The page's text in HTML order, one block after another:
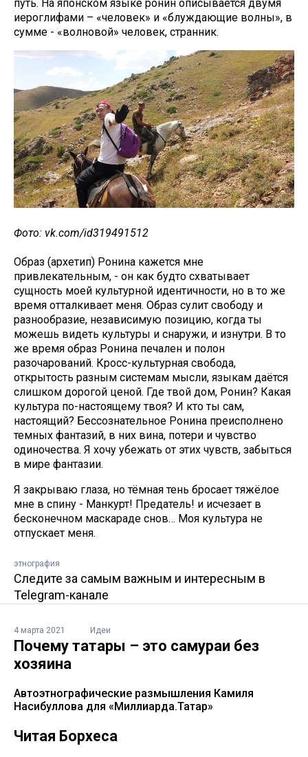
путь. На японском языке ронин описывается двумя
иероглифами – «человек» и «блуждающие волны», в
сумме - «волновой» человек, странник.
Фото: vk.com/id319491512
Образ (архетип) Ронина кажется мне
привлекательным, - он как будто схватывает
сущность моей культурной идентичности, но в то же
время отталкивает меня. Образ сулит свободу и
разнообразие, независимую позицию, когда ты
можешь видеть культуры и снаружи, и изнутри. В то
же время образ Ронина печален и полон
разочарований. Кросс-культурная свобода,
открытость разным системам мысли, языкам даётся
слишком дорогой ценой. Где твой дом, Ронин? Какая
культура по-настоящему твоя? И кто ты сам,
настоящий? Бессознательное Ронина преисполнено
темных фантазий, в них вина, потери и чувство
одиночества. Я хочу убежать от этих чувств, забыться
в мире фантазии.
Я закрываю глаза, но тёмная тень бросает тяжёлое
мне в спину - Манкурт! Предатель! и исчезает в
бесконечном маскараде снов… Моя культура не
отпускает меня.
этнография
Следите за самым важным и интересным в
Telegram-канале
4 марта 2021 Идеи
Почему татары – это самураи без
хозяина
Автоэтнографические размышления Камиля
Насибуллова для «Миллиарда.Татар»
Читая Борхеса